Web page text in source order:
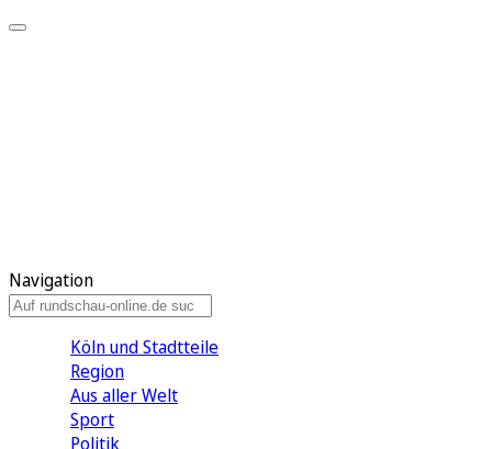
Navigation
Köln und Stadtteile
Region
Aus aller Welt
Sport
Politik